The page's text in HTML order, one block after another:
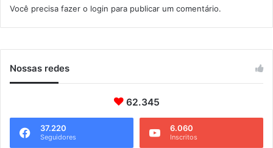
a
Você precisa fazer o login para publicar um comentário.
Nossas redes
62.345
37.220
Seguidores
6.060
Inscritos